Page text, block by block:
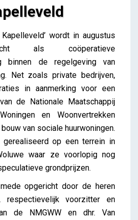
wordt in augustus
als coöperatieve
binnen de regelgeving van
Net zoals private bedrijven,
in aanmerking voor een
de Nationale Maatschappij
en Woonvertrekken
van sociale huurwoningen.
gerealiseerd op een terrein in
waar ze voorlopig nog
grondprijzen.
opgericht door de heren
respectievelijk voorzitter en
de NMGWW en dhr. Van